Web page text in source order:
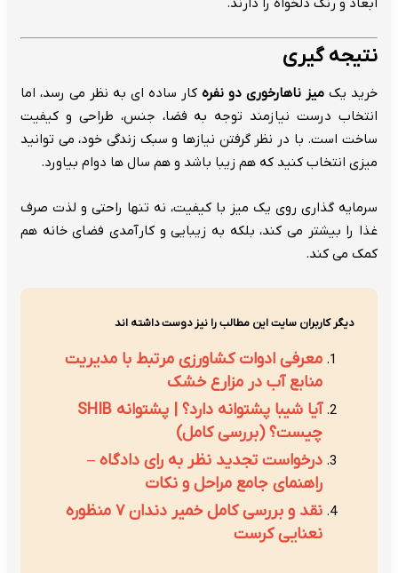
نتیجه گیری
خرید یک میز ناهارخوری دو نفره کار ساده ای به نظر می رسد، اما
انتخاب درست نیازمند توجه به فضا، جنس، طراحی و کیفیت
ساخت است. با در نظر گرفتن نیازها و سبک زندگی خود، می توانید
میزی انتخاب کنید که هم زیبا باشد و هم سال ها دوام بیاورد.
سرمایه گذاری روی یک میز با کیفیت، نه تنها راحتی و لذت صرف
غذا را بیشتر می کند، بلکه به زیبایی و کارآمدی فضای خانه هم
کمک می کند.
دیگر کاربران سایت این مطالب را نیز دوست داشته اند
معرفی ادوات کشاورزی مرتبط با مدیریت
منابع آب در مزارع خشک
آیا شیبا پشتوانه دارد؟ | پشتوانه SHIB
چیست؟ (بررسی کامل)
درخواست تجدید نظر به رای دادگاه –
راهنمای جامع مراحل و نکات
نقد و بررسی کامل خمیر دندان ۷ منظوره
نعنایی کرست